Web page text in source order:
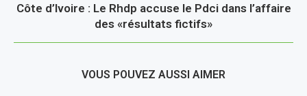
Côte d’Ivoire : Le Rhdp accuse le Pdci dans l’affaire
des «résultats fictifs»
VOUS POUVEZ AUSSI AIMER